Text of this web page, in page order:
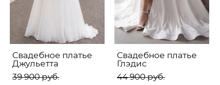
Свадебное платье
Джульетта
39 900 pуб.
Свадебное платье
Глэдис
44 900 pуб.